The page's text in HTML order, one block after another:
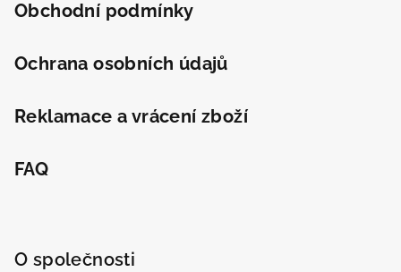
Obchodní podmínky
Ochrana osobních údajů
Reklamace a vrácení zboží
FAQ
O společnosti